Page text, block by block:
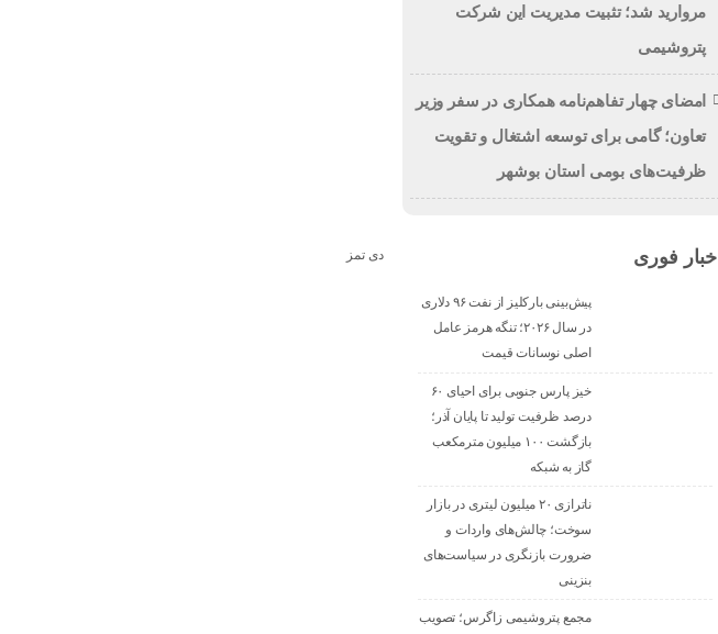
مروارید شد؛ تثبیت مدیریت این شرکت
پتروشیمی
امضای چهار تفاهم‌نامه همکاری در سفر وزیر
تعاون؛ گامی برای توسعه اشتغال و تقویت
ظرفیت‌های بومی استان بوشهر
اخبار فوری
پیش‌بینی بارکلیز از نفت ۹۶ دلاری
در سال ۲۰۲۶؛ تنگه هرمز عامل
اصلی نوسانات قیمت
خیز پارس جنوبی برای احیای ۶۰
درصد ظرفیت تولید تا پایان آذر؛
بازگشت ۱۰۰ میلیون مترمکعب
گاز به شبکه
ناترازی ۲۰ میلیون لیتری در بازار
سوخت؛ چالش‌های واردات و
ضرورت بازنگری در سیاست‌های
بنزینی
مجمع پتروشیمی زاگرس؛ تصویب
دی تمز